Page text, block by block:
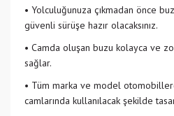
• Yolculuğunuza çıkmadan önce
güvenli sürüşe hazır olacaksınız.
• Camda oluşan buzu kolayca ve
sağlar.
• Tüm marka ve model
camlarında kullanılacak şekilde